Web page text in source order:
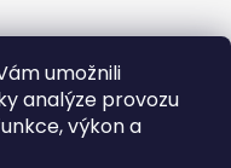
umožnili
analýze provozu
výkon a